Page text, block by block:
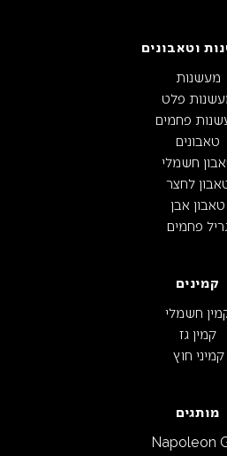
וטאבונים
מעשנות
פלט
פחמים
טאבונים
חשמלי
לחצר
טאבון אבן
פחמים
קמינים
חשמלי
קמין גז
קמיני חוץ
מותגים
Napoleon